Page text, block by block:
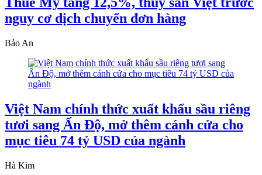
nguy cơ dịch chuyển đơn hàng
Bảo An
Việt Nam chính thức xuất khẩu sầu riêng
tươi sang Ấn Độ, mở thêm cánh cửa cho
mục tiêu 74 tỷ USD của ngành
Hà Kim